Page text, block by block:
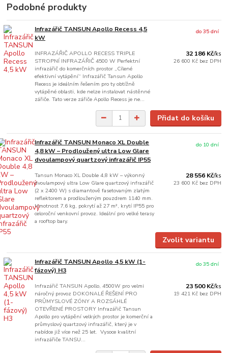
Podobné produkty
Infrazářič TANSUN Apollo Recess 4,5
kW
INFRAZÁŘIČ APOLLO RECESS TRIPLE
STROPNÍ INFRAZÁŘIČ 4500 W Perfektní
infrazářič do komerčních prostor „Cílené
efektivní vytápění“ Infrazářič Tansun Apollo
Recess je ideálním řešením pro ty obtížně
vytápěné oblasti, kde nelze instalovat nástěnné
zářiče. Tato verze zářiče Apollo Recess je ne...
32 186 Kč/ks
26 600 Kč bez DPH
do 35 dní
Přidat do košíku
Infrazářič TANSUN Monaco XL Double
4,8 kW – Prodloužený ultra Low Glare
dvoulampový quartzový infrazářič IP55
Tansun Monaco XL Double 4,8 kW – výkonný
dvoulampový ultra Low Glare quartzový infrazářič
(2 x 2400 W) s diamantově fasetovaným zlatým
reflektorem a prodlouženým pouzdrem 1140 mm.
Hmotnost 7,6 kg, pokrytí až 27 m², krytí IP55 pro
celoroční venkovní provoz. Ideální pro velké terasy
a rooftop bary.
28 556 Kč/ks
23 600 Kč bez DPH
do 10 dní
Zvolit variantu
Infrazářič TANSUN Apollo 4,5 kW (1-
fázový) H3
Infrazářič TANSUN Apollo, 4500W pro velmi
náročný provoz DOKONALÉ ŘEŠENÍ PRO
PRŮMYSLOVÉ ZÓNY A ROZSÁHLÉ
OTEVŘENÉ PROSTORY Infrazářič Tansun
Apollo pro vytápění velkých prostor je komerční a
průmyslový quartzový infrazářič, který je v
nabídce již více než 25 let. Vysoce kvalitní
infrazářiče TANSU...
23 500 Kč/ks
19 421 Kč bez DPH
do 35 dní